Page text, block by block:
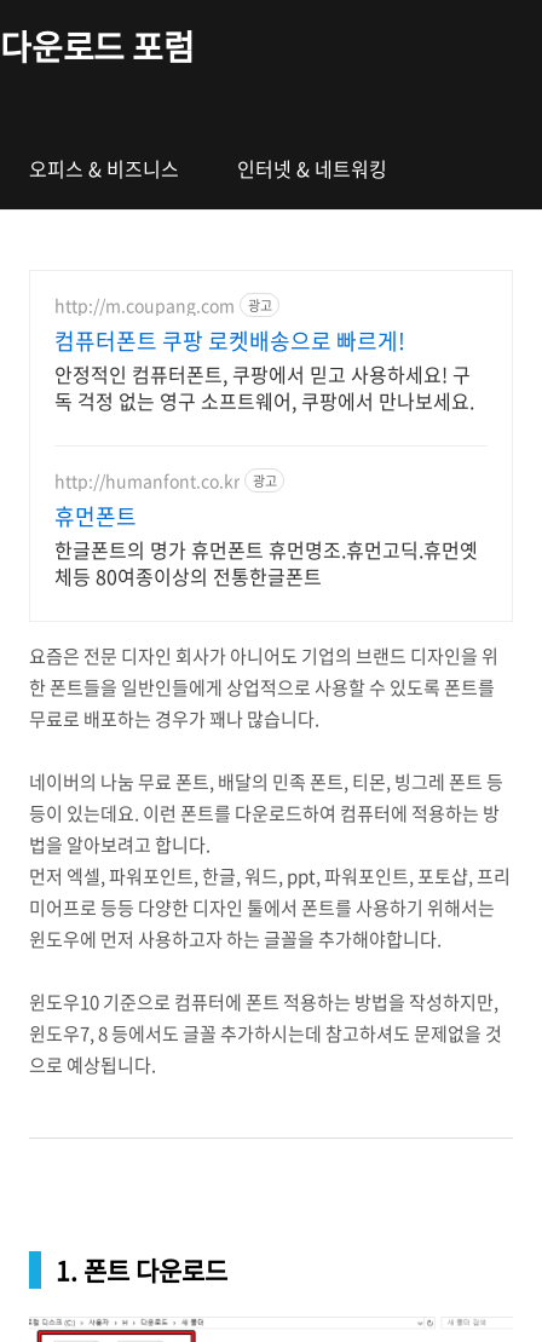
다운로드 포럼
오피스 & 비즈니스 인터넷 & 네트워킹
http://m.coupang.com 광고
컴퓨터폰트 쿠팡 로켓배송으로 빠르게!
안정적인 컴퓨터폰트, 쿠팡에서 믿고 사용하세요! 구
독 걱정 없는 영구 소프트웨어, 쿠팡에서 만나보세요.
http://humanfont.co.kr 광고
휴먼폰트
한글폰트의 명가 휴먼폰트 휴먼명조.휴먼고딕.휴먼옛
체등 80여종이상의 전통한글폰트
요즘은 전문 디자인 회사가 아니어도 기업의 브랜드 디자인을 위
한 폰트들을 일반인들에게 상업적으로 사용할 수 있도록 폰트를
무료로 배포하는 경우가 꽤나 많습니다.
네이버의 나눔 무료 폰트, 배달의 민족 폰트, 티몬, 빙그레 폰트 등
등이 있는데요. 이런 폰트를 다운로드하여 컴퓨터에 적용하는 방
법을 알아보려고 합니다.
먼저 엑셀, 파워포인트, 한글, 워드, ppt, 파워포인트, 포토샵, 프리
미어프로 등등 다양한 디자인 툴에서 폰트를 사용하기 위해서는
윈도우에 먼저 사용하고자 하는 글꼴을 추가해야합니다.
윈도우10 기준으로 컴퓨터에 폰트 적용하는 방법을 작성하지만,
윈도우7, 8 등에서도 글꼴 추가하시는데 참고하셔도 문제없을 것
으로 예상됩니다.
1. 폰트 다운로드